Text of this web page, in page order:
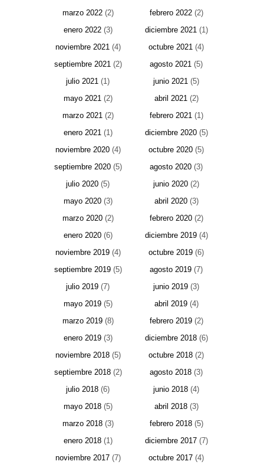
marzo 2022(2) febrero 2022(2)
enero 2022(3) diciembre 2021(1)
noviembre 2021(4) octubre 2021 (4)
septiembre 2021(2) agosto 2021 (5)
julio 2021 (1) junio 2021 (5)
mayo 2021(2) abril 2021(2)
marzo 2021(2) febrero 2021(1)
enero 2021(1) diciembre 2020(5)
noviembre 2020(4) octubre 2020 (5)
septiembre 2020(5) agosto 2020 (3)
julio 2020 (5) junio 2020 (2)
mayo 2020(3) abril 2020(3)
marzo 2020(2) febrero 2020(2)
enero 2020(6) diciembre 2019(4)
noviembre 2019(4) octubre 2019 (6)
septiembre 2019(5) agosto 2019 (7)
julio 2019 (7) junio 2019 (3)
mayo 2019(5) abril 2019(4)
marzo 2019(8) febrero 2019(2)
enero 2019(3) diciembre 2018(6)
noviembre 2018(5) octubre 2018 (2)
septiembre 2018(2) agosto 2018 (3)
julio 2018 (6) junio 2018 (4)
mayo 2018(5) abril 2018(3)
marzo 2018(3) febrero 2018(5)
enero 2018(1) diciembre 2017(7)
noviembre 2017(7) octubre 2017 (4)